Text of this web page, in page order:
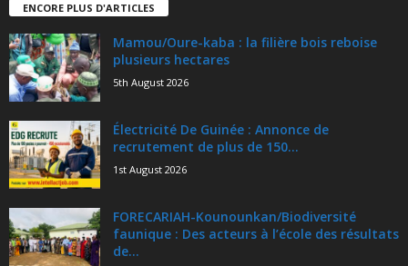
ENCORE PLUS D'ARTICLES
Mamou/Oure-kaba : la filière bois reboise
plusieurs hectares
5th August 2026
Électricité De Guinée : Annonce de
recrutement de plus de 150...
1st August 2026
FORECARIAH-Kounounkan/Biodiversité
faunique : Des acteurs à l’école des résultats
de...